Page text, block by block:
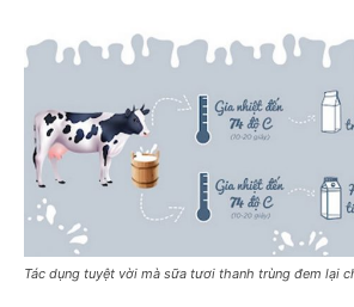
Tác dụng tuyệt vời mà sữa tươi thanh trùng đem lại